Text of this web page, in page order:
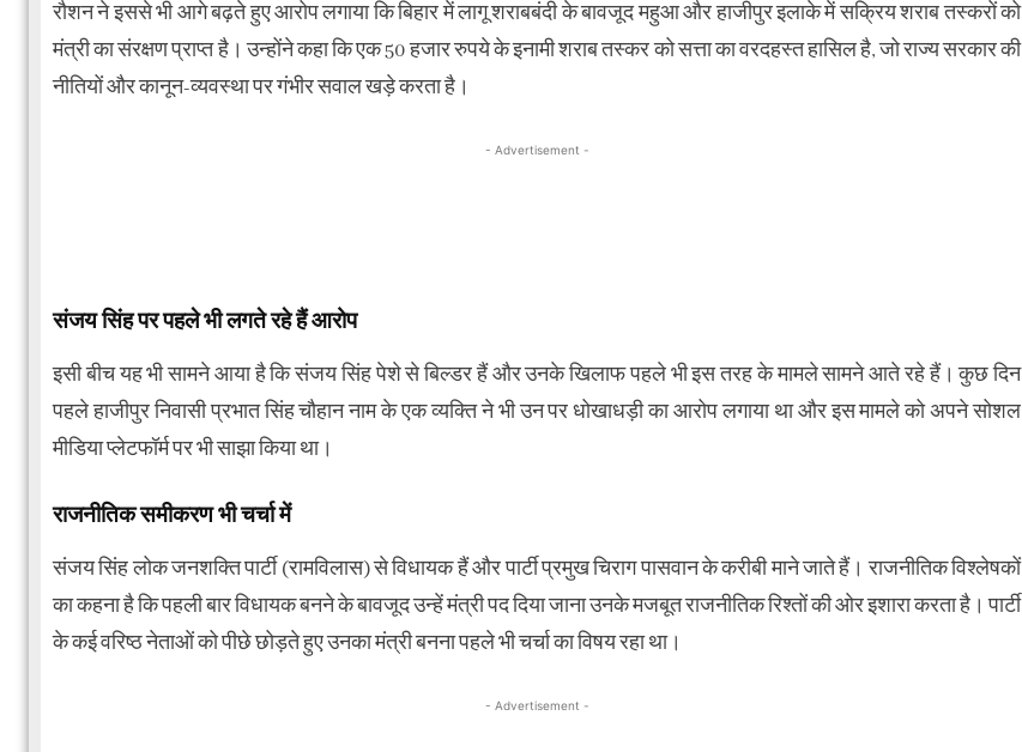
रौशन ने इससे भी आगे बढ़ते हुए आरोप लगाया कि बिहार में लागू शराबबंदी के बावजूद महुआ और हाजीपुर इलाके में सक्रिय शराब तस्करों को
मंत्री का संरक्षण प्राप्त है। उन्होंने कहा कि एक 50 हजार रुपये के इनामी शराब तस्कर को सत्ता का वरदहस्त हासिल है, जो राज्य सरकार की
नीतियों और कानून-व्यवस्था पर गंभीर सवाल खड़े करता है।
- Advertisement -
संजय सिंह पर पहले भी लगते रहे हैं आरोप
इसी बीच यह भी सामने आया है कि संजय सिंह पेशे से बिल्डर हैं और उनके खिलाफ पहले भी इस तरह के मामले सामने आते रहे हैं। कुछ दिन
पहले हाजीपुर निवासी प्रभात सिंह चौहान नाम के एक व्यक्ति ने भी उन पर धोखाधड़ी का आरोप लगाया था और इस मामले को अपने सोशल
मीडिया प्लेटफॉर्म पर भी साझा किया था।
राजनीतिक समीकरण भी चर्चा में
संजय सिंह लोक जनशक्ति पार्टी (रामविलास) से विधायक हैं और पार्टी प्रमुख चिराग पासवान के करीबी माने जाते हैं। राजनीतिक विश्लेषकों
का कहना है कि पहली बार विधायक बनने के बावजूद उन्हें मंत्री पद दिया जाना उनके मजबूत राजनीतिक रिश्तों की ओर इशारा करता है। पार्टी
के कई वरिष्ठ नेताओं को पीछे छोड़ते हुए उनका मंत्री बनना पहले भी चर्चा का विषय रहा था।
- Advertisement -